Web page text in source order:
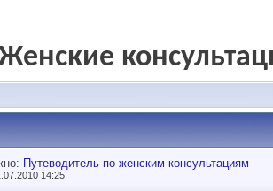
Путеводитель по женским консультациям
14:25